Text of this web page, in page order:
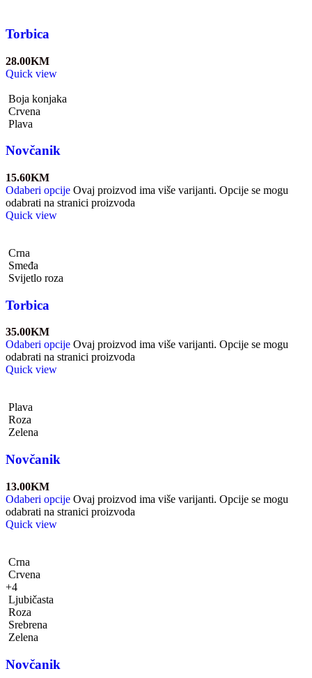
Torbica
28.00KM
Quick view
Boja konjaka
Crvena
Plava
Novčanik
15.60KM
Odaberi opcije Ovaj proizvod ima više varijanti. Opcije se mogu
odabrati na stranici proizvoda
Quick view
Crna
Smeđa
Svijetlo roza
Torbica
35.00KM
Odaberi opcije Ovaj proizvod ima više varijanti. Opcije se mogu
odabrati na stranici proizvoda
Quick view
Plava
Roza
Zelena
Novčanik
13.00KM
Odaberi opcije Ovaj proizvod ima više varijanti. Opcije se mogu
odabrati na stranici proizvoda
Quick view
Crna
Crvena
+4
Ljubičasta
Roza
Srebrena
Zelena
Novčanik